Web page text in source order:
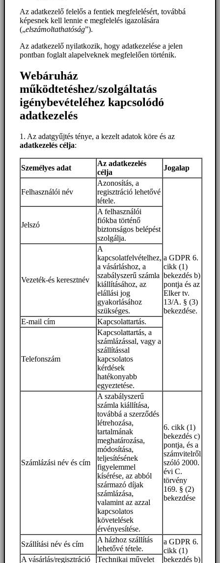
Az adatkezelő felelős a fentiek megfelelésért, továbbá
képesnek kell lennie e megfelelés igazolására
(„elszámoltathatóság”).
Az adatkezelő nyilatkozik, hogy adatkezelése a jelen
pontban foglalt alapelveknek megfelelően történik.
Webáruház
működtetéshez/szolgáltatás
igénybevételéhez kapcsolódó
adatkezelés
1. Az adatgyűjtés ténye, a kezelt adatok köre és az
adatkezelés célja:
Személyes adat
Az adatkezelés
célja
Jogalap
Felhasználói név
Azonosítás, a
regisztráció lehetővé
tétele.
a GDPR 6.
cikk (1)
bekezdés b)
pontja és az
Elker tv.
13/A. § (3)
bekezdése.
Jelszó
A felhasználói
fiókba történő
biztonságos belépést
szolgálja.
Vezeték-és keresztnév
A
kapcsolatfelvételhez,
a vásárláshoz, a
szabályszerű számla
kiállításához, az
elállási jog
gyakorlásához
szükséges.
E-mail cím
Kapcsolattartás.
Telefonszám
Kapcsolattartás, a
számlázással, vagy a
szállítással
kapcsolatos
kérdések
hatékonyabb
egyeztetése.
Számlázási név és cím
A szabályszerű
számla kiállítása,
továbbá a szerződés
létrehozása,
tartalmának
meghatározása,
módosítása,
teljesítésének
figyelemmel
kísérése, az abból
származó díjak
számlázása,
valamint az azzal
kapcsolatos
követelések
érvényesítése.
6. cikk (1)
bekezdés c)
pontja, és a
számvitelről
szóló 2000.
évi C.
törvény
169. § (2)
bekezdése
Szállítási név és cím
A házhoz szállítás
lehetővé tétele.
a GDPR 6.
cikk (1)
bekezdés b)
A vásárlás/regisztráció Technikai művelet